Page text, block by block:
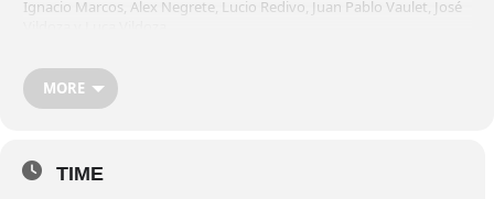
Ignacio Marcos, Alex Negrete, Lucio Redivo, Juan Pablo Vaulet, José
Gutiérrez, Guido Fabbris y Pablo Albertinazzi.
MINISITIO FIBA DEL PARTIDO
MORE
TIME